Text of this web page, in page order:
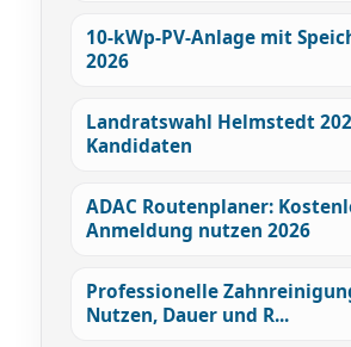
10-kWp-PV-Anlage mit
2026
Landratswahl Helmstedt
Kandidaten
ADAC Routenplaner:
Anmeldung nutzen 2026
Professionelle
Nutzen, Dauer und R...